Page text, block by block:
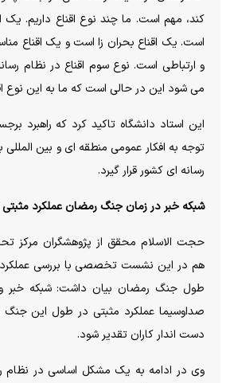
کند، مهم است. ما چند نوع اقناع داریم. یک
است. یک اقناع بحران زا است و یک اقناع
و ارتباطی است. نوع سوم اقناع در نظام
می شود این در حالی است که ما به این نوع
این استاد دانشگاه تاکید کرد که راهبرد
توجه به افکار عمومی منطقه ای و بین المللی
رسانه ای کشور قرار گیرد.
شبکه خبر در زمان جنگ رمضان عملکرد
حجت الاسلام محقق از پژوهشگران مرکز
هم در این نشست تخصصی با بررسی عملکرد
طول جنگ رمضان بیان داشت: شبکه خبر
صداوسیما عملکرد مثبتی در طول این
دست اندار کاران تقدیر شود.
وی در ادامه به یک مشکل اساسی در نظام